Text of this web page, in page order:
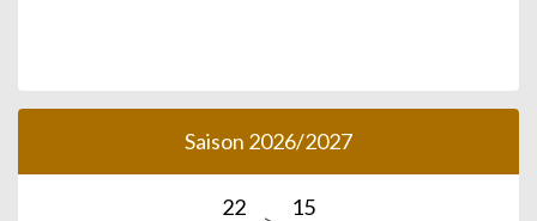
Saison 2026/2027
22
15